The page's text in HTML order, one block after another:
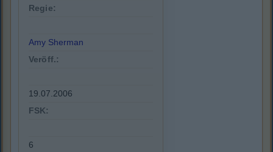
Regie:
Amy Sherman
Veröff.:
19.07.2006
FSK:
6